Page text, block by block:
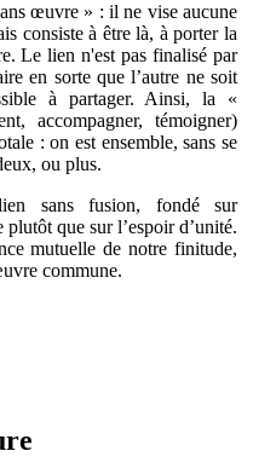
œuvre » : il ne vise aucune
consiste à être là, à porter la
Le lien n'est pas finalisé par
en sorte que l’autre ne soit
à partager. Ainsi, la «
accompagner, témoigner)
: on est ensemble, sans se
ou plus.
sans fusion, fondé sur
plutôt que sur l’espoir d’unité.
mutuelle de notre finitude,
commune.